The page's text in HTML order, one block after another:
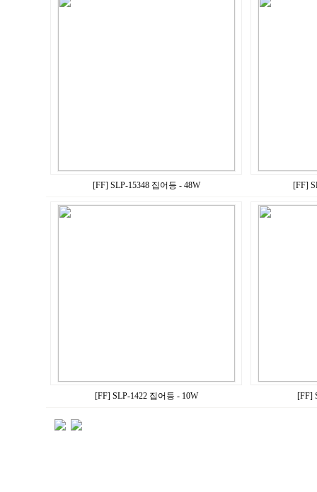
[FF] SLP-15348 집어등 - 48W [FF]
[FF] SLP-1422 집어등 - 10W [FF]